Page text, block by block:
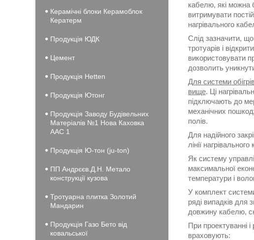
кабелю, які можна
витримувати
нагрівального
Слід зазначити, що
тротуарів і
використовувати
дозволить
Для системи
вище. Ці
підключають до
механічних
полів.
Для надійного
лінії
Як систему
максимальної
температури і
У комплект
ряді випадків для
довжину кабелю,
При проектуванні і
враховують:
Керамічні блоки Керамоблок
Кератерм
Продукція ЮДК
Цемент
Продукція Hеtten
Продукція Ютонг
Продукція Заводу Будівельних
Матеріалів №1 Нова Каховка
ААС 1
Продукція Ю-тон (ju-ton)
ПП Андрєєв.Д.Н. Метало
конструкції кузова
Тротуарна плитка Золотий
Мандарин
Продукція Газо Бето від
ковальської